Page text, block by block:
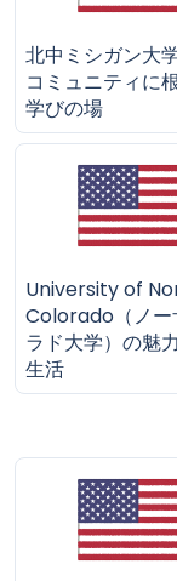
北中ミシガン大
コミュニティに
学びの場
University of
Colorado（ノー
ラド大学）の魅
生活